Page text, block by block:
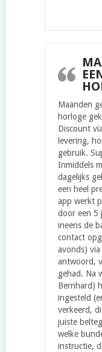
Maanden
horloge
Discount
levering,
gebruik.
Inmiddels
dagelijks
een heel
app werkt
door een 5
ineens de
contact
avonds)
antwoord,
gehad. Na
Bernhard)
ingesteld
verkeerd,
juiste
welke
instructie,